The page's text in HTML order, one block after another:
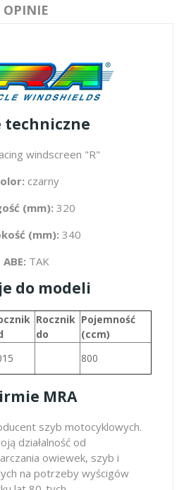
OPINIE
techniczne
windscreen "R"
czarny
(mm): 320
(mm): 340
ABE: TAK
do modeli
Rocznik
do
Pojemność
(ccm)
800
MRA
szyb motocyklowych.
działalność od
owiewek, szyb i
na potrzeby wyścigów